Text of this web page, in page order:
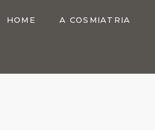
HOME A COSMIATRIA